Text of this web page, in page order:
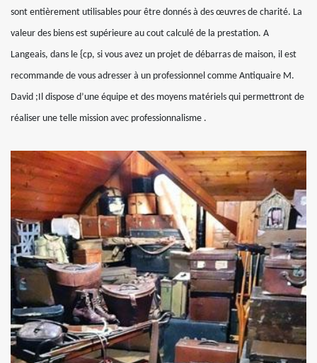
sont entièrement utilisables pour être donnés à des œuvres de charité. La
valeur des biens est supérieure au cout calculé de la prestation. A
Langeais, dans le {cp, si vous avez un projet de débarras de maison, il est
recommande de vous adresser à un professionnel comme Antiquaire M.
David ;Il dispose d’une équipe et des moyens matériels qui permettront de
réaliser une telle mission avec professionnalisme .